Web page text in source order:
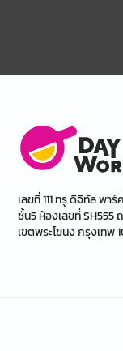
เลขที่ 111 ทรู ดิจิทัล พา
ชั้น5 ห้องเลขที่ SH555
เขตพระโขนง กรุงเทพ